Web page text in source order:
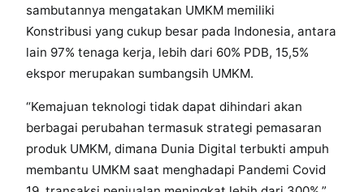
sambutannya mengatakan UMKM memiliki
Konstribusi yang cukup besar pada Indonesia, antara
lain 97% tenaga kerja, lebih dari 60% PDB, 15,5%
ekspor merupakan sumbangsih UMKM.
“Kemajuan teknologi tidak dapat dihindari akan
berbagai perubahan termasuk strategi pemasaran
produk UMKM, dimana Dunia Digital terbukti ampuh
membantu UMKM saat menghadapi Pandemi Covid